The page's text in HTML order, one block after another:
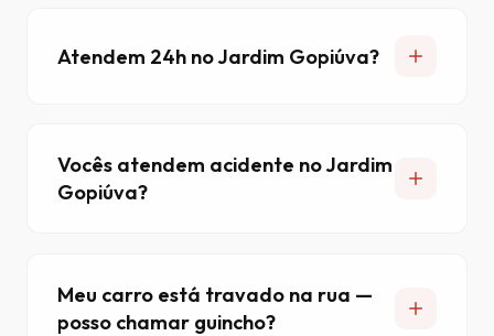
Atendem 24h no Jardim Gopiúva?
Vocês atendem acidente no Jardim
Gopiúva?
Meu carro está travado na rua —
posso chamar guincho?